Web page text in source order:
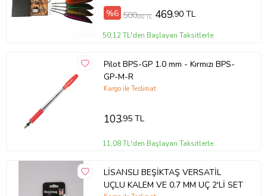
%6 500,00 TL 469,90 TL
50,12 TL'den Başlayan Taksitlerle
Pilot BPS-GP 1.0 mm - Kırmızı BPS-
GP-M-R
Kargo ile Teslimat
103,95 TL
11,08 TL'den Başlayan Taksitlerle
LİSANSLI BEŞİKTAŞ VERSATİL
UÇLU KALEM VE 0.7 MM UÇ 2'Lİ SET